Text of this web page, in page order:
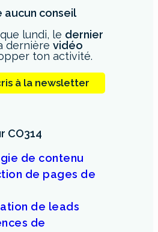
aucun conseil
lundi, le dernier
dernière vidéo
ton activité.
à la newsletter
CO314
de contenu
de pages de
de leads
de